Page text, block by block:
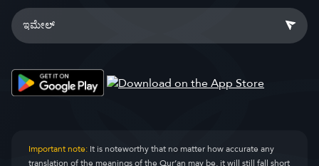
Important note:It is noteworthy that no matter how accurate any